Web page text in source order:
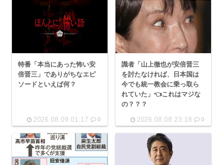
特番「本当にあった怖い安
倍晋三」でありがちなエピ
ソードといえば何？
2026.08.09 01:17 0
識者「山上徹也が安倍晋三
を討たなければ、日本国は
今でも統一教会に乗っ取ら
れていた」👈これはマジな
の？？？
2026.08.08 23:18 0